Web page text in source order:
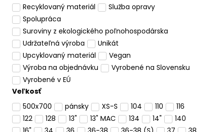
Recyklovaný materiál
Služba opravy
Spolupráca
Suroviny z ekologického poľnohospodárska
Udržateľná výroba
Unikát
Upcyklovaný materiál
Vegan
Výroba na objednávku
Vyrobené na Slovensku
Vyrobené v EÚ
Veľkosť
500x700
pánsky XS-S 104 110
116
122
128 13" 13" MAC 134 14"
140